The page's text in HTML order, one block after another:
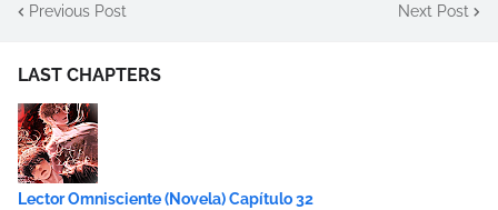
Previous Post Next Post
LAST CHAPTERS
Lector Omnisciente (Novela) Capítulo 32